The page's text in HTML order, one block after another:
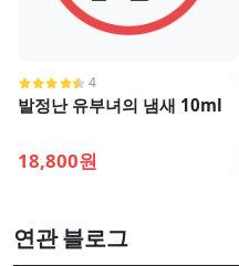
4
발정난 유부녀의 냄새 10ml
18,800원
연관 블로그